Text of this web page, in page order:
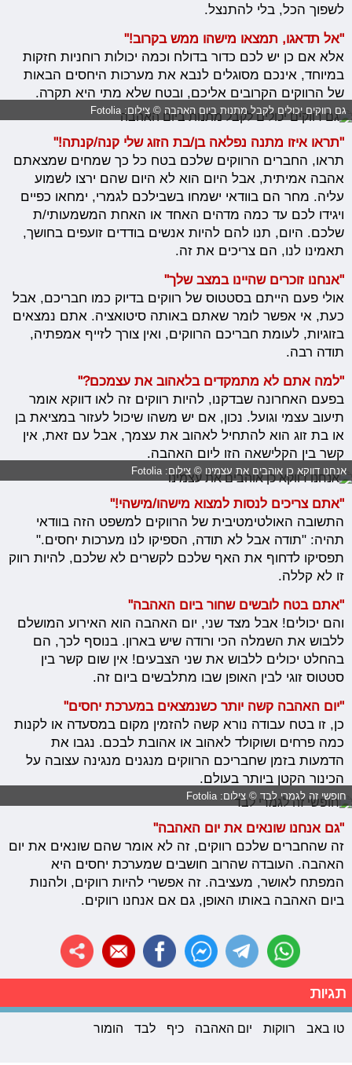
לשפוך הכל, בלי להתנצל.
"אל תדאגו, תמצאו מישהו ממש בקרוב!"
אלא אם כן יש לכם כדור בדולח וכמה יכולות רוחניות חזקות
במיוחד, אינכם מסוגלים לנבא את מערכות היחסים הבאות
של הרווקים הקרובים אליכם, ובטח שלא מתי היא תקרה.
גם רווקים יכולים לקבל מתנות ביום האהבה © צילום: Fotolia
"תראו איזו מתנה נפלאה בן/בת הזוג שלי קנה/קנתה!"
תראו, החברים הרווקים שלכם בטח כל כך שמחים שמצאתם
אהבה אמיתית, אבל היום הוא לא היום שהם ירצו לשמוע
עליה. מחר הם בוודאי ישמחו בשבילכם לגמרי, ימחאו כפיים
ויגידו לכם עד כמה מדהים האחד או האחת המשמעותי/ת
שלכם. היום, תנו להם להיות אנשים בודדים זועפים בחושך,
תאמינו לנו, הם צריכים את זה.
"אנחנו זוכרים שהיינו במצב שלך"
אולי פעם הייתם בסטטוס של רווקים בדיוק כמו חבריכם, אבל
כעת, אי אפשר לומר שאתם באותה סיטואציה. אתם נמצאים
בזוגיות, לעומת חבריכם הרווקים, ואין צורך לזייף אמפתיה,
תודה רבה.
"למה אתם לא מתמקדים בלאהוב את עצמכם?"
בפעם האחרונה שבדקנו, להיות רווקים זה לאו דווקא אומר
תיעוב עצמי וגועל. נכון, אם יש משהו שיכול לעזור במציאת בן
או בת זוג הוא להתחיל לאהוב את עצמך, אבל עם זאת, אין
קשר בין הקלישאה הזו ליום האהבה.
אנחנו דווקא כן אוהבים את עצמינו © צילום: Fotolia
"אתם צריכים לנסות למצוא מישהו/מישהי!"
התשובה האולטימטיבית של הרווקים למשפט הזה בוודאי
תהיה: "תודה אבל לא תודה, הספיקו לנו מערכות יחסים."
תפסיקו לדחוף את האף שלכם לקשרים לא שלכם, להיות רווק
זו לא קללה.
"אתם בטח לובשים שחור ביום האהבה"
והם יכולים! אבל מצד שני, יום האהבה הוא האירוע המושלם
ללבוש את השמלה הכי ורודה שיש בארון. בנוסף לכך, הם
בהחלט יכולים ללבוש את שני הצבעים! אין שום קשר בין
סטטוס זוגי לבין האופן שבו מתלבשים ביום זה.
"יום האהבה קשה יותר כשנמצאים במערכת יחסים"
כן, זו בטח עבודה נורא קשה להזמין מקום במסעדה או לקנות
כמה פרחים ושוקולד לאהוב או אהובת לבכם. נגבו את
הדמעות בזמן שחבריכם הרווקים מנגנים מנגינה עצובה על
הכינור הקטן ביותר בעולם.
חופשי זה לגמרי לבד © צילום: Fotolia
"גם אנחנו שונאים את יום האהבה"
זה שהחברים שלכם רווקים, זה לא אומר שהם שונאים את יום
האהבה. העובדה שהרוב חושבים שמערכת יחסים היא
המפתח לאושר, מעציבה. זה אפשרי להיות רווקים, ולהנות
ביום האהבה באותו האופן, גם אם אנחנו רווקים.
תגיות
טו באב רווקות יום האהבה כיף לבד הומור